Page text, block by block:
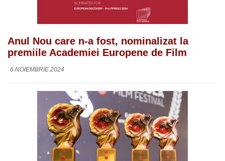
Anul Nou care n-a fost, nominalizat la
premiile Academiei Europene de Film
6 NOIEMBRIE 2024